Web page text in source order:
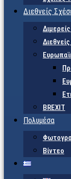
Διεθνείς
BREXIT
Πολυμέσα
Βίντεο